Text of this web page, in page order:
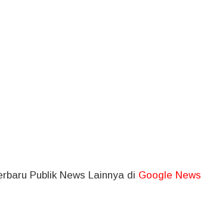
Publik News Lainnya di Google News